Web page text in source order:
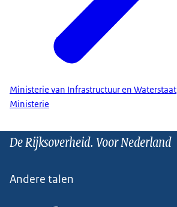
Ministerie van Infrastructuur en Waterstaat
Ministerie
De Rijksoverheid. Voor Nederland
Andere talen